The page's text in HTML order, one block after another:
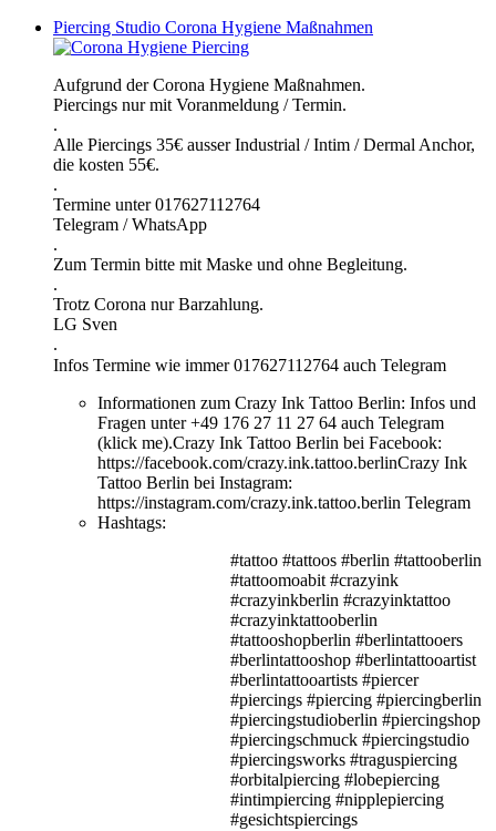
Piercing Studio Corona Hygiene Maßnahmen
Aufgrund der Corona Hygiene Maßnahmen.
Piercings nur mit Voranmeldung / Termin.
.
Alle Piercings 35€ ausser Industrial / Intim / Dermal Anchor,
die kosten 55€.
.
Termine unter 017627112764
Telegram / WhatsApp
.
Zum Termin bitte mit Maske und ohne Begleitung.
.
Trotz Corona nur Barzahlung.
LG Sven
.
Infos Termine wie immer 017627112764 auch Telegram⠀
Informationen zum Crazy Ink Tattoo Berlin: Infos und
Fragen unter +49 176 27 11 27 64 auch Telegram
(klick me).Crazy Ink Tattoo Berlin bei Facebook:
https://facebook.com/crazy.ink.tattoo.berlinCrazy Ink
Tattoo Berlin bei Instagram:
https://instagram.com/crazy.ink.tattoo.berlin Telegram
Hashtags:
#tattoo #tattoos #berlin #tattooberlin
#tattoomoabit #crazyink
#crazyinkberlin #crazyinktattoo
#crazyinktattooberlin
#tattooshopberlin #berlintattooers
#berlintattooshop #berlintattooartist
#berlintattooartists #piercer
#piercings #piercing #piercingberlin
#piercingstudioberlin #piercingshop
#piercingschmuck #piercingstudio
#piercingsworks #traguspiercing
#orbitalpiercing #lobepiercing
#intimpiercing #nipplepiercing
#gesichtspiercings